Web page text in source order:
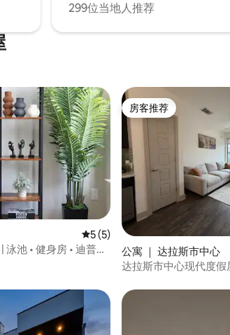
299位当地人推荐
73 条评价 平均评分 5 分（满分 5 分），共
5 (5)
池 • 健身房 • 迪普埃
房客推荐
房客推荐
公寓 ｜ 达拉斯市中心
达拉斯市中心现代度假